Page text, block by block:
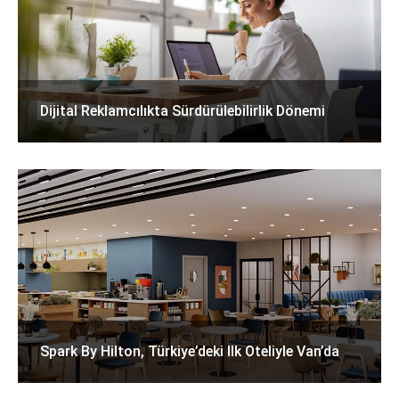
Dijital Reklamcılıkta Sürdürülebilirlik Dönemi
Spark By Hilton, Türkiye’deki Ilk Oteliyle Van’da